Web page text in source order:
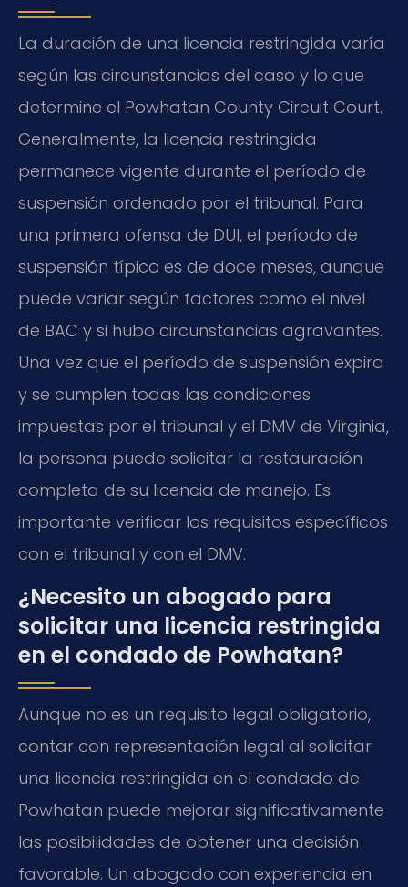
La duración de una licencia restringida varía
según las circunstancias del caso y lo que
determine el Powhatan County Circuit Court.
Generalmente, la licencia restringida
permanece vigente durante el período de
suspensión ordenado por el tribunal. Para
una primera ofensa de DUI, el período de
suspensión típico es de doce meses, aunque
puede variar según factores como el nivel
de BAC y si hubo circunstancias agravantes.
Una vez que el período de suspensión expira
y se cumplen todas las condiciones
impuestas por el tribunal y el DMV de Virginia,
la persona puede solicitar la restauración
completa de su licencia de manejo. Es
importante verificar los requisitos específicos
con el tribunal y con el DMV.
¿Necesito un abogado para
solicitar una licencia restringida
en el condado de Powhatan?
Aunque no es un requisito legal obligatorio,
contar con representación legal al solicitar
una licencia restringida en el condado de
Powhatan puede mejorar significativamente
las posibilidades de obtener una decisión
favorable. Un abogado con experiencia en